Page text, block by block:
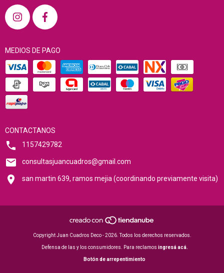
MEDIOS DE PAGO
CONTACTANOS
1157429782
consultasjuancuadros@gmail.com
san martin 639, ramos mejia (coordinando previamente visita)
Copyright Juan Cuadros Deco - 2026. Todos los derechos reservados.
Defensa de las y los consumidores. Para reclamos ingresá acá.
Botón de arrepentimiento